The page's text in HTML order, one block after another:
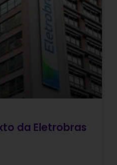
da Eletrobras